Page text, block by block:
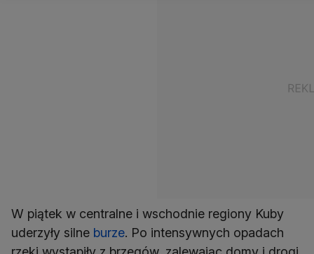
W piątek w centralne i wschodnie regiony Kuby
uderzyły silne burze. Po intensywnych opadach